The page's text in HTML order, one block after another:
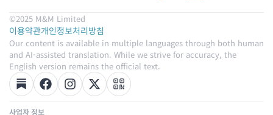
©2025 M&M Limited
이용약관개인정보처리방침
Our content is available in multiple languages through both human
and AI-assisted translation. While we strive for accuracy, the
English version remains the official text.
사업자 정보